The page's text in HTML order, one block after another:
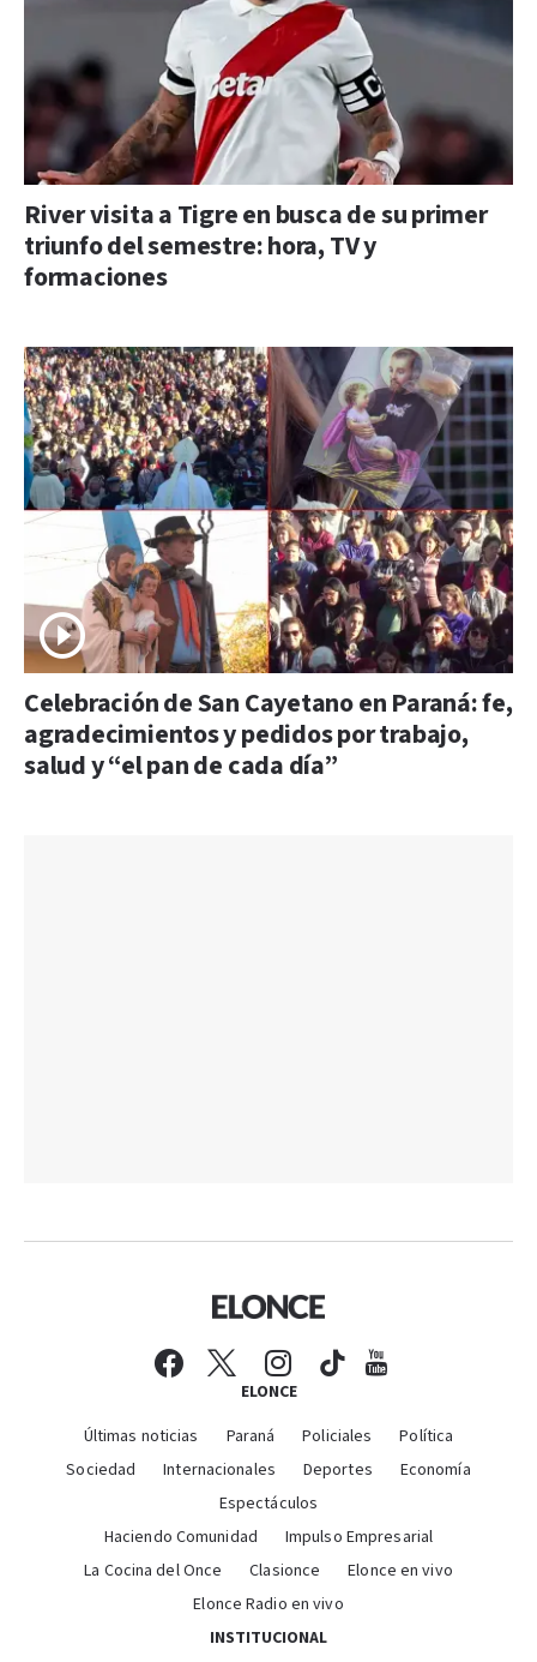
River visita a Tigre en busca de su primer
triunfo del semestre: hora, TV y
formaciones
Celebración de San Cayetano en Paraná: fe,
agradecimientos y pedidos por trabajo,
salud y “el pan de cada día”
ELONCE
Últimas noticias Paraná Policiales
Política
Sociedad
Internacionales Deportes
Economía
Espectáculos
Haciendo Comunidad
Impulso Empresarial
La Cocina del Once
Clasionce
Elonce en vivo
Elonce Radio en vivo
INSTITUCIONAL